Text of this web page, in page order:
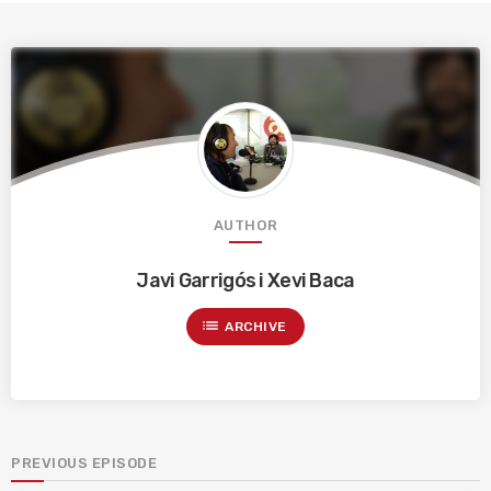
AUTHOR
Javi Garrigós i Xevi Baca
list ARCHIVE
PREVIOUS EPISODE